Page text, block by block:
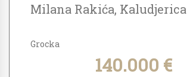
Milana Rakića, Kaludjerica
Grocka
140.000 €